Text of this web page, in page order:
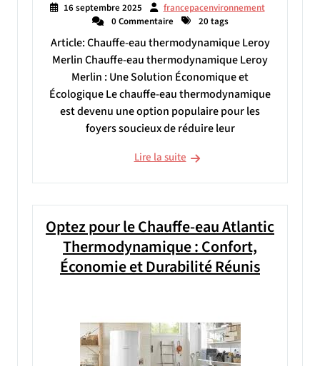
16 septembre 2025
francepacenvironnement
0 Commentaire
20 tags
Article: Chauffe-eau thermodynamique Leroy
Merlin Chauffe-eau thermodynamique Leroy
Merlin : Une Solution Économique et
Écologique Le chauffe-eau thermodynamique
est devenu une option populaire pour les
foyers soucieux de réduire leur
Lire la suite
Optez pour le Chauffe-eau Atlantic
Thermodynamique : Confort,
Économie et Durabilité Réunis